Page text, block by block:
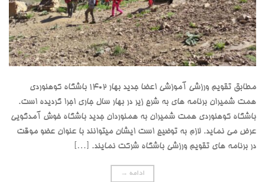
مطابق تقویم ورزشی آموزشی اعضا جدید بهار 1402 باشگاه کوهنوردی
همت شمیران برنامه های به شرح زیر در بهار سال جاری اجرا گردیده است.
باشگاه کوهنوردی همت شمیران به همنوردان جدید باشگاه خوش آمدگویی
عرض می نماید. لازم به توضیح است ایشان میتوانند با عنوان عضو موقت
در برنامه های تقویم ورزشی باشگاه شرکت نمایند. […]
ادامه →